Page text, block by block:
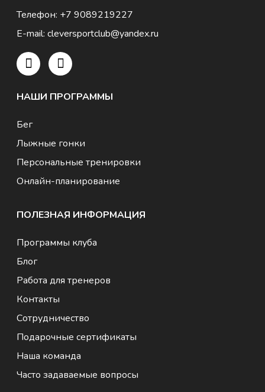
Телефон: +7 9089219227
E-mail:cleversportclub@yandex.ru
НАШИ ПРОГРАММЫ
Бег
Лыжные гонки
Персональные тренировки
Онлайн-планирование
ПОЛЕЗНАЯ ИНФОРМАЦИЯ
Программы клуба
Блог
Работа для тренеров
Контакты
Сотрудничество
Подарочные сертификаты
Наша команда
Часто задаваемые вопросы